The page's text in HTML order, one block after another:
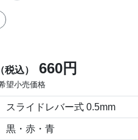
込） 660円
望小売価格
スライドレバー式 0.5mm
黒・赤・青